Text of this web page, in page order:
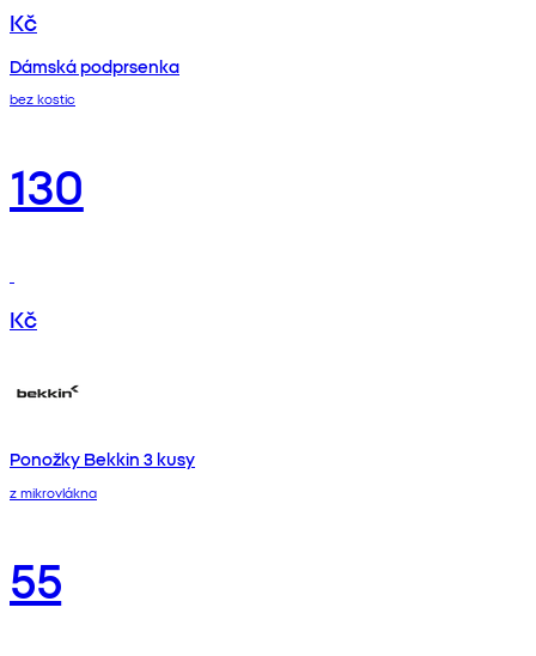
Kč
Dámská podprsenka
bez kostic
130
Kč
Ponožky Bekkin 3 kusy
z mikrovlákna
55